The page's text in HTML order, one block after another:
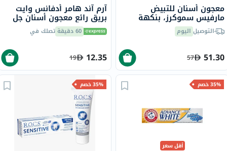
معجون أسنان للتبيض
مارفيس سموكرز، بنكهة
النعناع، 85 مل
التوصيل اليوم
51.30
57
آرم آند هامر أدفانس وايت
بريق رائع معجون أسنان جل
مبيض 115 جرام 60 دقيقة تصلك في
12.35
19
35% خصم
أقل سعر
35% خصم